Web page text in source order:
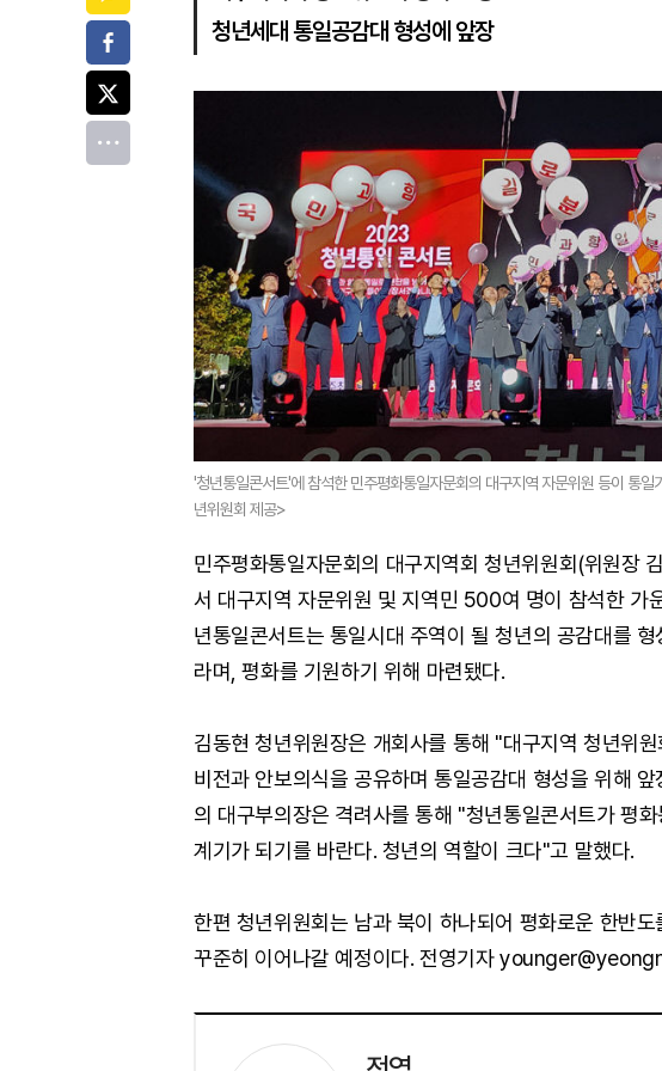
청년세대 통일공감대 형성에 앞장
'청년통일콘서트'에 참석한 민주평화통일자문회의 대구지역 자문위원 등이 통
년위원회 제공>
민주평화통일자문회의 대구지역회 청년위원회(위원장
서 대구지역 자문위원 및 지역민 500여 명이 참석한 가
년통일콘서트는 통일시대 주역이 될 청년의 공감대를
라며, 평화를 기원하기 위해 마련됐다.
김동현 청년위원장은 개회사를 통해 "대구지역 청년위
비전과 안보의식을 공유하며 통일공감대 형성을 위해
의 대구부의장은 격려사를 통해 "청년통일콘서트가 평
계기가 되기를 바란다. 청년의 역할이 크다"고 말했다.
한편 청년위원회는 남과 북이 하나되어 평화로운 한반
꾸준히 이어나갈 예정이다. 전영기자